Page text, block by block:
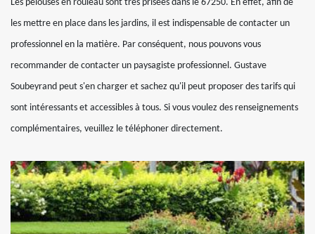
Les pelouses en rouleau sont très prisées dans le 67250. En effet, afin de
les mettre en place dans les jardins, il est indispensable de contacter un
professionnel en la matière. Par conséquent, nous pouvons vous
recommander de contacter un paysagiste professionnel. Gustave
Soubeyrand peut s'en charger et sachez qu'il peut proposer des tarifs qui
sont intéressants et accessibles à tous. Si vous voulez des renseignements
complémentaires, veuillez le téléphoner directement.